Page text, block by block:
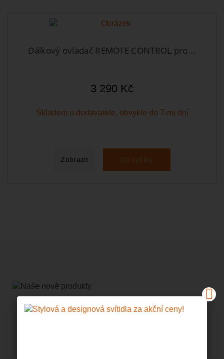
Dálkový ovladač REMOTE CONTROL pro...
3 290 Kč
Skladem u dodavatele, obvykle do 7-mi dní
Zobrazit Do košíku
NOVÉ